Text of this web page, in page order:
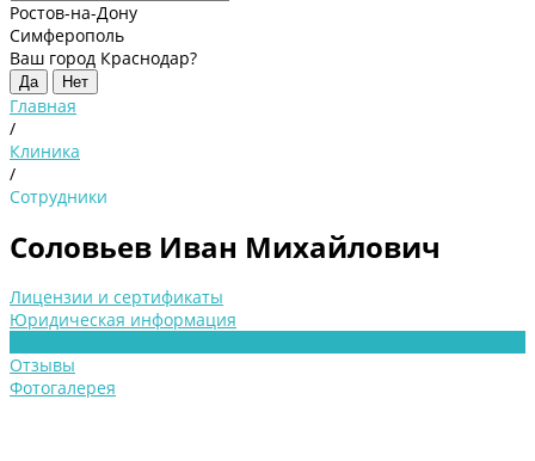
Ростов-на-Дону
Симферополь
Ваш город Краснодар?
Да Нет
Главная
/
Клиника
/
Сотрудники
Соловьев Иван Михайлович
Лицензии и сертификаты
Юридическая информация
Отзывы
Фотогалерея